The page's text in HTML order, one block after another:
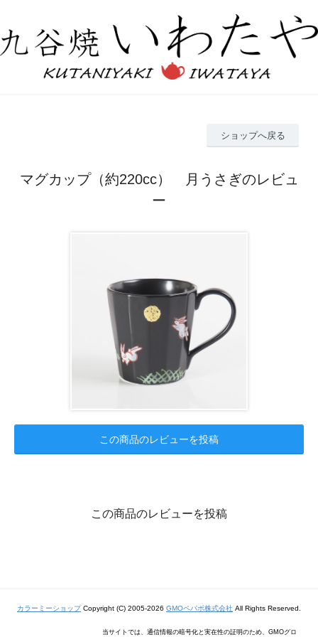
ショップへ戻る
マグカップ（約220cc） 月うさぎのレビュ
ー
この商品のレビューを投稿
この商品のレビューを投稿
カラーミーショップCopyright (C) 2005-2026 GMOペパボ株式会社 All Rights Reserved.
当サイトでは、通信情報の暗号化と実在性の証明のため、GMOグロ